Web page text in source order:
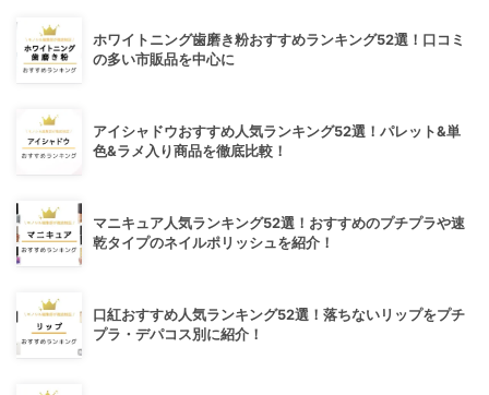
ホワイトニング歯磨き粉おすすめランキング52選！口コミ
の多い市販品を中心に
アイシャドウおすすめ人気ランキング52選！パレット&単
色&ラメ入り商品を徹底比較！
マニキュア人気ランキング52選！おすすめのプチプラや速
乾タイプのネイルポリッシュを紹介！
口紅おすすめ人気ランキング52選！落ちないリップをプチ
プラ・デパコス別に紹介！